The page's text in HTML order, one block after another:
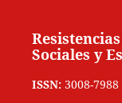
Sociales y
ISSN: 3008-7988